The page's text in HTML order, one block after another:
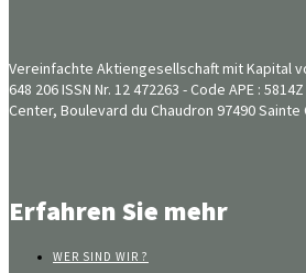
Vereinfachte Aktiengesellschaft mit Kapital
648 206 ISSN Nr. 12 472263 - Code APE :
Center, Boulevard du Chaudron 97490 Sainte
Erfahren Sie mehr
WER SIND WIR ?